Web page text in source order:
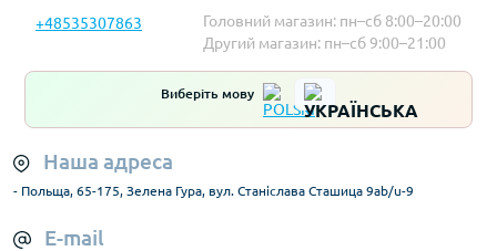
+48535307863
Головний магазин: пн–сб 8:00–20:00
Другий магазин: пн–сб 9:00–21:00
Виберіть мову
Наша адреса
- Польща, 65-175, Зелена Гура, вул. Станіслава Сташица 9ab/u-9
E-mail